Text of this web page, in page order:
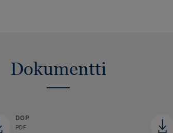
Dokumentti
DOP
PDF